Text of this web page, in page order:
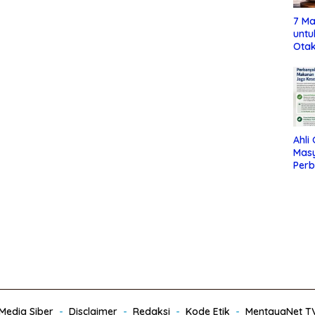
7
Ahli
Siber Disclaimer Redaksi Kode Etik MentayaNet